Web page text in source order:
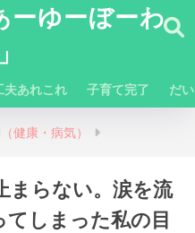
ーゆーぼーわ
夫あれこれ 子育て完了 だ
健康・病気）
まらない。涙を流
しまった私の目